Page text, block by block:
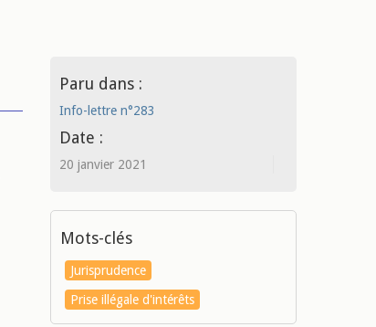
Paru dans :
Info-lettre n°283
Date :
20 janvier 2021
Mots-clés
Jurisprudence
Prise illégale d'intérêts